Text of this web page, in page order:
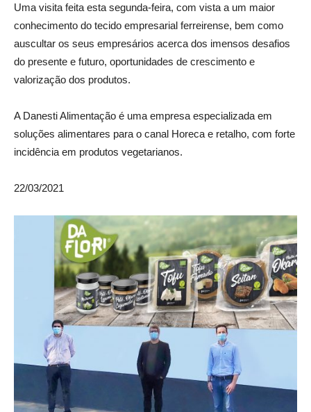
Uma visita feita esta segunda-feira, com vista a um maior
conhecimento do tecido empresarial ferreirense, bem como
auscultar os seus empresários acerca dos imensos desafios
do presente e futuro, oportunidades de crescimento e
valorização dos produtos.
A Danesti Alimentação é uma empresa especializada em
soluções alimentares para o canal Horeca e retalho, com forte
incidência em produtos vegetarianos.
22/03/2021